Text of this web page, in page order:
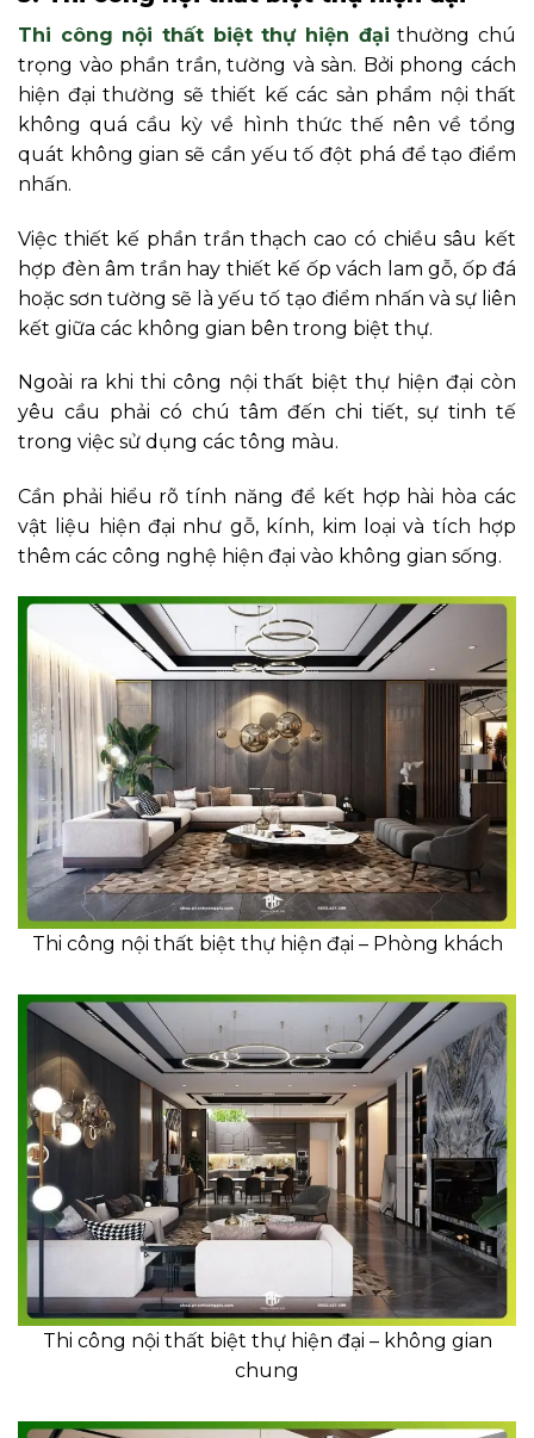
Thi công nội thất biệt thự hiện đại thường chú
trọng vào phần trần, tường và sàn. Bởi phong cách
hiện đại thường sẽ thiết kế các sản phẩm nội thất
không quá cầu kỳ về hình thức thế nên về tổng
quát không gian sẽ cần yếu tố đột phá để tạo điểm
nhấn.
Việc thiết kế phần trần thạch cao có chiều sâu kết
hợp đèn âm trần hay thiết kế ốp vách lam gỗ, ốp đá
hoặc sơn tường sẽ là yếu tố tạo điểm nhấn và sự liên
kết giữa các không gian bên trong biệt thự.
Ngoài ra khi thi công nội thất biệt thự hiện đại còn
yêu cầu phải có chú tâm đến chi tiết, sự tinh tế
trong việc sử dụng các tông màu.
Cần phải hiểu rõ tính năng để kết hợp hài hòa các
vật liệu hiện đại như gỗ, kính, kim loại và tích hợp
thêm các công nghệ hiện đại vào không gian sống.
Thi công nội thất biệt thự hiện đại – Phòng khách
Thi công nội thất biệt thự hiện đại – không gian
chung